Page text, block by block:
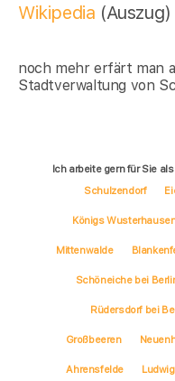
Wikipedia (Auszug)
noch mehr erfärt man
Stadtverwaltung von
Ich arbeite gern für Sie als
Schulzendorf
Königs
Mittenwalde
Schöneiche bei
Rüdersdorf bei
Großbeeren
Ahrensfelde